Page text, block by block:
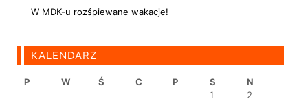
W MDK-u rozśpiewane wakacje!
KALENDARZ
P W Ś C P S
N
1
2